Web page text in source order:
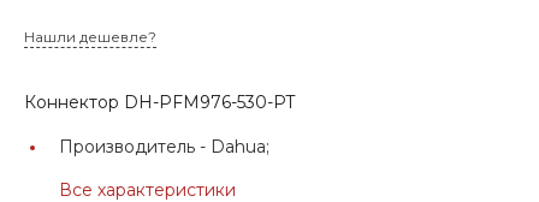
Нашли дешевле?
Коннектор DH-PFM976-530-PT
Производитель - Dahua;
Все характеристики